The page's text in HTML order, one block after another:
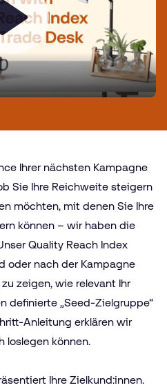
Play
Ihrer nächsten Kampagne
Sie Ihre Reichweite steigern
möchten, mit denen Sie Ihre
können – wir haben die
Quality Reach Index
oder nach der Kampagne
zeigen, wie relevant Ihr
definierte „Seed-Zielgruppe“
Anleitung erklären wir
loslegen können.
Ihre Zielkund:innen.